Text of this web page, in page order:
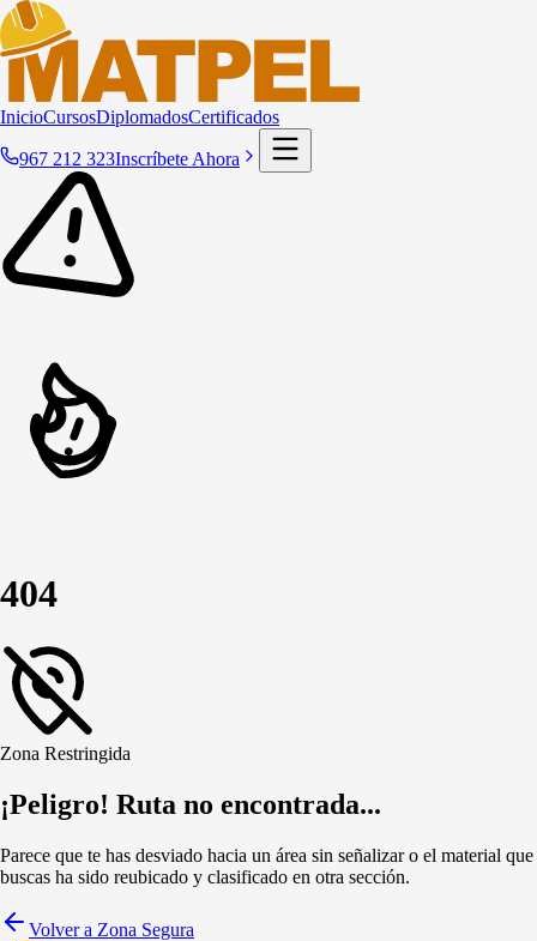
InicioCursosDiplomadosCertificados
967 212 323Inscríbete Ahora
404
Zona Restringida
¡Peligro! Ruta no encontrada...
Parece que te has desviado hacia un área sin señalizar o el material que
buscas ha sido reubicado y clasificado en otra sección.
Volver a Zona Segura